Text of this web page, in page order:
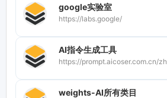
google实验室
https://labs.google/
AI指令生成工具
https://prompt.aicoser.com.cn/zh
weights-AI所有类目